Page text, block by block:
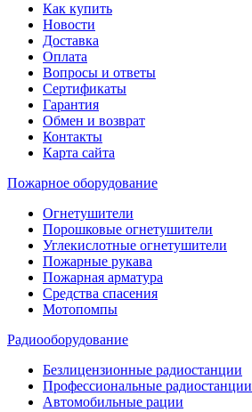
Как купить
Новости
Доставка
Оплата
Вопросы и ответы
Сертификаты
Гарантия
Обмен и возврат
Контакты
Карта сайта
Пожарное оборудование
Огнетушители
Порошковые огнетушители
Углекислотные огнетушители
Пожарные рукава
Пожарная арматура
Средства спасения
Мотопомпы
Радиооборудование
Безлицензионные радиостанции
Профессиональные радиостанции
Автомобильные рации